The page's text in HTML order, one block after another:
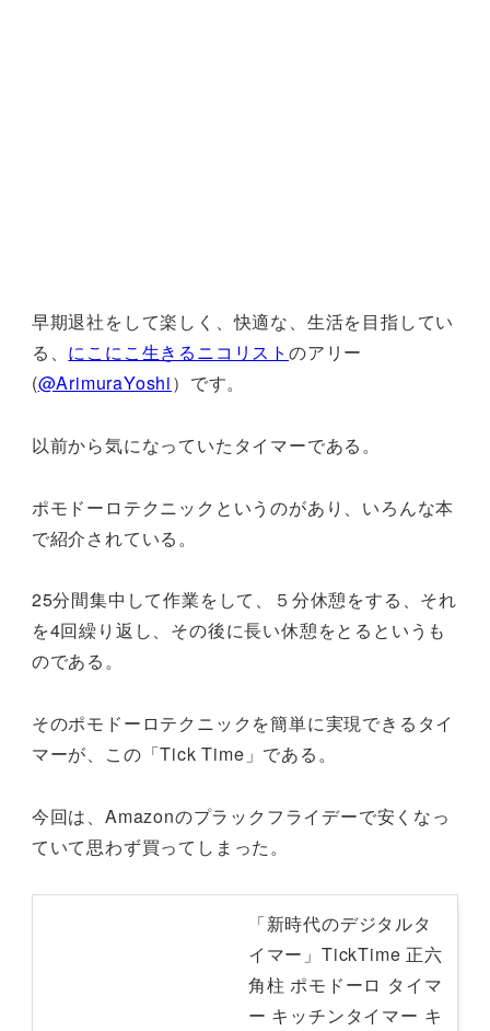
早期退社をして楽しく、快適な、生活を目指してい
る、 にこにこ生きるニコリストのアリー
(@ArimuraYoshi）です。
以前から気になっていたタイマーである。
ポモドーロテクニックというのがあり、いろんな本
で紹介されている。
25分間集中して作業をして、５分休憩をする、それ
を4回繰り返し、その後に長い休憩をとるというも
のである。
そのポモドーロテクニックを簡単に実現できるタイ
マーが、この「Tick Time」である。
今回は、Amazonのプラックフライデーで安くなっ
ていて思わず買ってしまった。
「新時代のデジタルタ
イマー」TickTime 正六
角柱 ポモドーロ タイマ
ー キッチンタイマー キ